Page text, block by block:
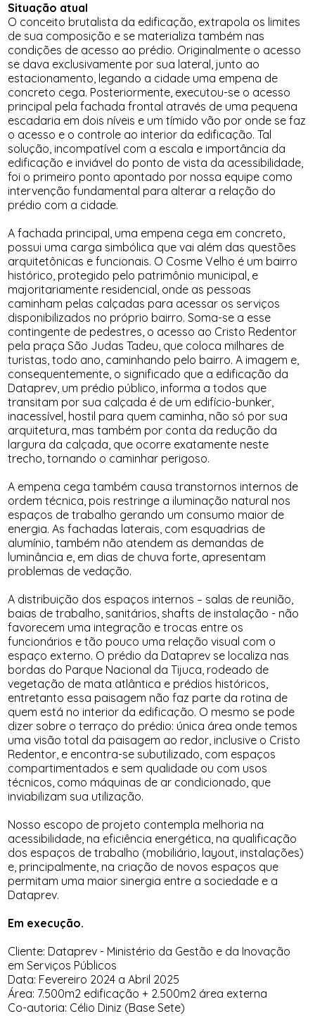
Situação atual
O conceito brutalista da edificação, extrapola os limites
de sua composição e se materializa também nas
condições de acesso ao prédio. Originalmente o acesso
se dava exclusivamente por sua lateral, junto ao
estacionamento, legando a cidade uma empena de
concreto cega. Posteriormente, executou-se o acesso
principal pela fachada frontal através de uma pequena
escadaria em dois níveis e um tímido vão por onde se faz
o acesso e o controle ao interior da edificação. Tal
solução, incompatível com a escala e importância da
edificação e inviável do ponto de vista da acessibilidade,
foi o primeiro ponto apontado por nossa equipe como
intervenção fundamental para alterar a relação do
prédio com a cidade.
A fachada principal, uma empena cega em concreto,
possui uma carga simbólica que vai além das questões
arquitetônicas e funcionais. O Cosme Velho é um bairro
histórico, protegido pelo patrimônio municipal, e
majoritariamente residencial, onde as pessoas
caminham pelas calçadas para acessar os serviços
disponibilizados no próprio bairro. Soma-se a esse
contingente de pedestres, o acesso ao Cristo Redentor
pela praça São Judas Tadeu, que coloca milhares de
turistas, todo ano, caminhando pelo bairro. A imagem e,
consequentemente, o significado que a edificação da
Dataprev, um prédio público, informa a todos que
transitam por sua calçada é de um edifício-bunker,
inacessível, hostil para quem caminha, não só por sua
arquitetura, mas também por conta da redução da
largura da calçada, que ocorre exatamente neste
trecho, tornando o caminhar perigoso.
A empena cega também causa transtornos internos de
ordem técnica, pois restringe a iluminação natural nos
espaços de trabalho gerando um consumo maior de
energia. As fachadas laterais, com esquadrias de
alumínio, também não atendem as demandas de
luminância e, em dias de chuva forte, apresentam
problemas de vedação.
A distribuição dos espaços internos – salas de reunião,
baias de trabalho, sanitários, shafts de instalação - não
favorecem uma integração e trocas entre os
funcionários e tão pouco uma relação visual com o
espaço externo. O prédio da Dataprev se localiza nas
bordas do Parque Nacional da Tijuca, rodeado de
vegetação de mata atlântica e prédios históricos,
entretanto essa paisagem não faz parte da rotina de
quem está no interior da edificação. O mesmo se pode
dizer sobre o terraço do prédio: única área onde temos
uma visão total da paisagem ao redor, inclusive o Cristo
Redentor, e encontra-se subutilizado, com espaços
compartimentados e sem qualidade ou com usos
técnicos, como máquinas de ar condicionado, que
inviabilizam sua utilização.
Nosso escopo de projeto contempla melhoria na
acessibilidade, na eficiência energética, na qualificação
dos espaços de trabalho (mobiliário, layout, instalações)
e, principalmente, na criação de novos espaços que
permitam uma maior sinergia entre a sociedade e a
Dataprev.
Em execução.
Cliente: Dataprev - Ministério da Gestão e da Inovação
em Serviços Públicos
Data: Fevereiro 2024 a Abril 2025
Área: 7.500m2 edificação + 2.500m2 área externa
Co-autoria: Célio Diniz (Base Sete)